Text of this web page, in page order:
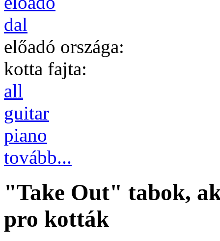
dal
előadó országa:
kotta fajta:
all
guitar
piano
tovább...
"Take Out" tabok,
pro kották